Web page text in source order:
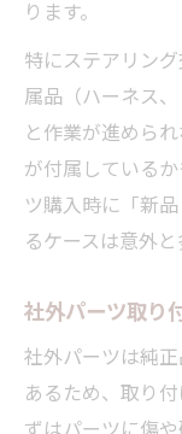
ります。
特にステアリン
属品（ハーネス
と作業が進めら
が付属している
ツ購入時に「新
るケースは意外
社外パーツ取り
社外パーツは純
あるため、取り
ずはパーツに傷